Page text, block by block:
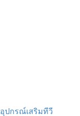
อุปกรณ์เสริมทีวี